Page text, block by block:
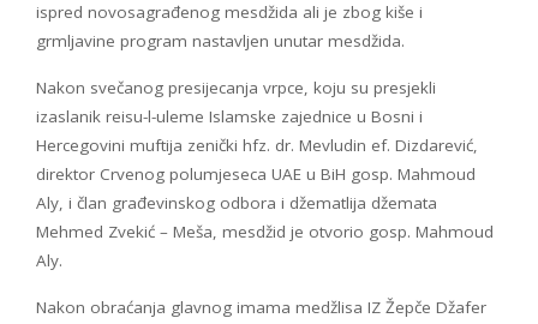
ispred novosagrađenog mesdžida ali je zbog kiše i
grmljavine program nastavljen unutar mesdžida.
Nakon svečanog presijecanja vrpce, koju su presjekli
izaslanik reisu-l-uleme Islamske zajednice u Bosni i
Hercegovini muftija zenički hfz. dr. Mevludin ef. Dizdarević,
direktor Crvenog polumjeseca UAE u BiH gosp. Mahmoud
Aly, i član građevinskog odbora i džematlija džemata
Mehmed Zvekić – Meša, mesdžid je otvorio gosp. Mahmoud
Aly.
Nakon obraćanja glavnog imama medžlisa IZ Žepče Džafer